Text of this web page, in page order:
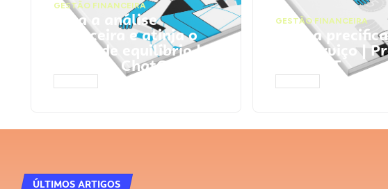
GESTÃO FINANCEIRA
Faça a análise
financeira e atinja o
ponto de equilíbrio |
Prompts ChatGPT
GESTÃO FINANCEIRA
Faça a
seu serviço |
ChatGPT
ÚLTIMOS ARTIGOS